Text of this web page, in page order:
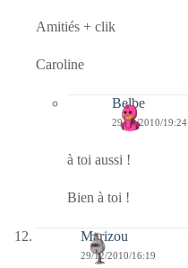
Amitiés + clik
Caroline
Belbe
29/12/2010/19:24
à toi aussi !
Bien à toi !
Marizou
29/12/2010/16:19